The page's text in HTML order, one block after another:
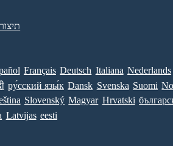
Français Deutsch Italiana Nederlands
ру́сский язы́к Dansk Svenska Suomi
Slovenský Magyar Hrvatski
Latvijas eesti